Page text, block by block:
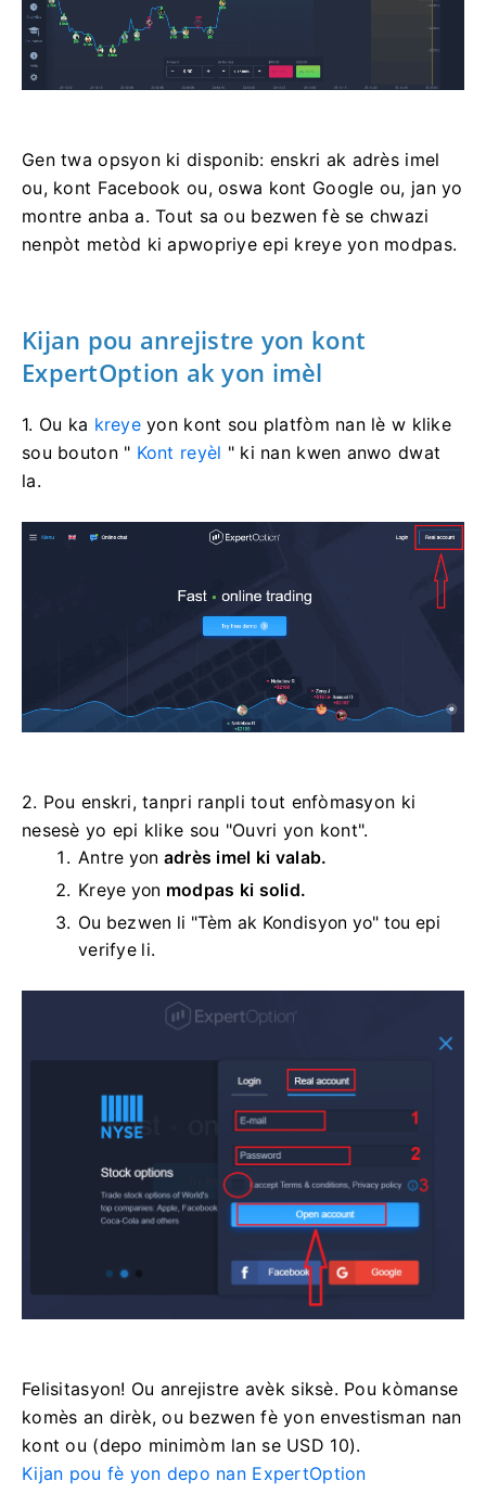
Gen twa opsyon ki disponib: enskri ak adrès imel
ou, kont Facebook ou, oswa kont Google ou, jan yo
montre anba a. Tout sa ou bezwen fè se chwazi
nenpòt metòd ki apwopriye epi kreye yon modpas.
Kijan pou anrejistre yon kont
ExpertOption ak yon imèl
1. Ou ka kreyeyon kont sou platfòm nan lè w klike
sou bouton " Kont reyèl " ki nan kwen anwo dwat
la.
2. Pou enskri, tanpri ranpli tout enfòmasyon ki
nesesè yo epi klike sou "Ouvri yon kont".
Antre yon adrès imel ki valab.
Kreye yon modpas ki solid.
Ou bezwen li "Tèm ak Kondisyon yo" tou epi
verifye li.
Felisitasyon! Ou anrejistre avèk siksè. Pou kòmanse
komès an dirèk, ou bezwen fè yon envestisman nan
kont ou (depo minimòm lan se USD 10).
Kijan pou fè yon depo nan ExpertOption